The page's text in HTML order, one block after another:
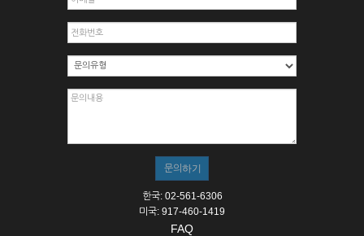
한국: 02-561-6306
미국: 917-460-1419
FAQ